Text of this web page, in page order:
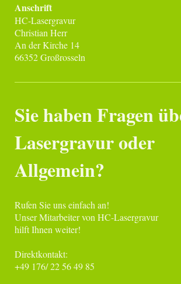
Anschrift
HC-Lasergravur
Christian Herr
An der Kirche 14
66352 Großrosseln
Sie haben Fragen
Lasergravur oder
Allgemein?
Rufen Sie uns einfach an!
Unser Mitarbeiter von HC-Lasergravur
hilft Ihnen weiter!
Direktkontakt:
+49 176/ 22 56 49 85